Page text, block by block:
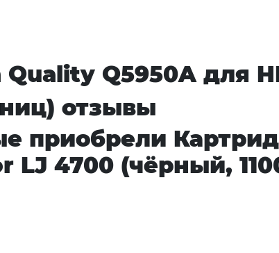
Q5950A для
отзывы
приобрели
LJ 4700 (чёрный,